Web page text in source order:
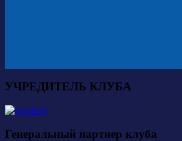
УЧРЕДИТЕЛЬ КЛУБА
Генеральный партнер клуба